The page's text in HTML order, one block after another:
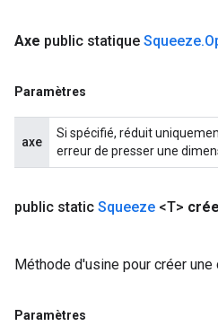
Axe public statique Squeeze.
Paramètres
axe
Si spécifié, réduit
erreur de presser une
public static Squeeze <T>
Méthode d'usine pour créer
Paramètres